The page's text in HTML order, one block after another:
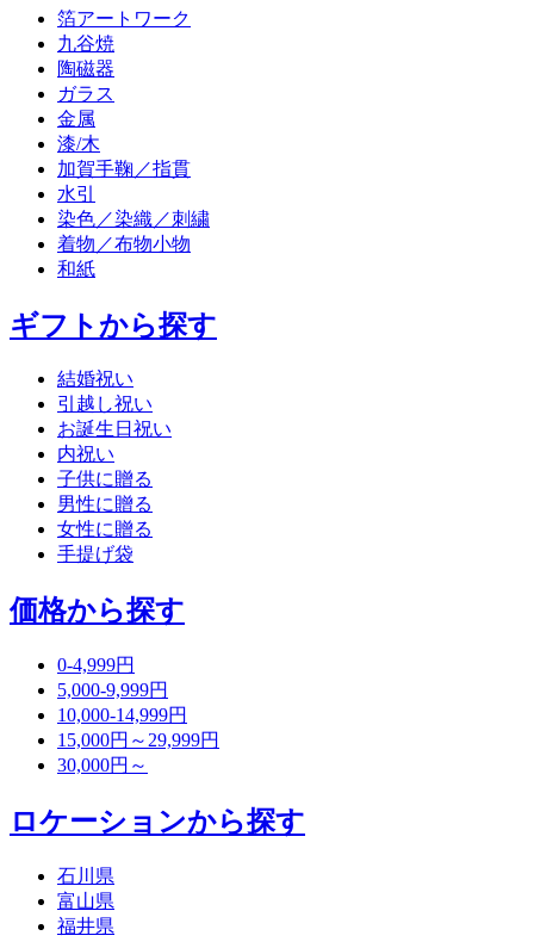
箔アートワーク
九谷焼
陶磁器
ガラス
金属
漆/木
加賀手鞠／指貫
水引
染色／染織／刺繍
着物／布物小物
和紙
ギフトから探す
結婚祝い
引越し祝い
お誕生日祝い
内祝い
子供に贈る
男性に贈る
女性に贈る
手提げ袋
価格から探す
0-4,999円
5,000-9,999円
10,000-14,999円
15,000円～29,999円
30,000円～
ロケーションから探す
石川県
富山県
福井県